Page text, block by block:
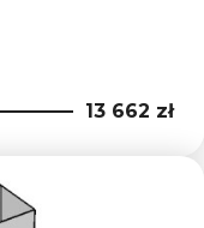
13 662 zł